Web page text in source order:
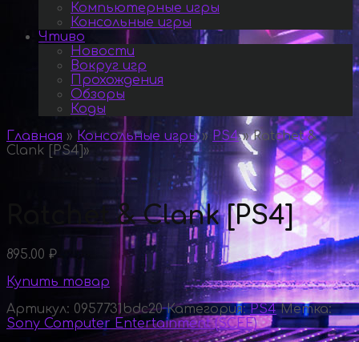
Компьютерные игры
Консольные игры
Чтиво
Новости
Вокруг игр
Прохождения
Обзоры
Коды
Главная » Консольные игры » PS4 »Ratchet &
Clank [PS4] »
Ratchet & Clank [PS4]
895.00 ₽
Купить товар
Артикул: 0957731bdc20 Категория:PS4 Метка:
Sony Computer Entertainment (SCEE)